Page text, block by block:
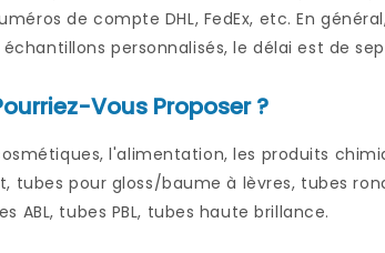
de compte DHL, FedEx, etc. En
personnalisés, le délai est de
Vous Proposer ?
l'alimentation, les produits
tubes pour gloss/baume à lèvres, tubes
tubes PBL, tubes haute brillance.